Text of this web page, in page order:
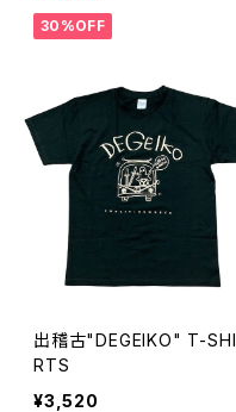
30%OFF
出稽古"DEGEIKO" T-SHI
RTS
¥3,520